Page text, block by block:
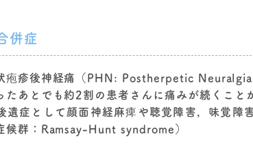
併症
疱疹後神経痛（PHN: Postherpetic Neuralgia
たあとでも約2割の患者さんに痛みが続くこと
遺症として顔面神経麻痺や聴覚障害，味覚
候群：Ramsay-Hunt syndrome）